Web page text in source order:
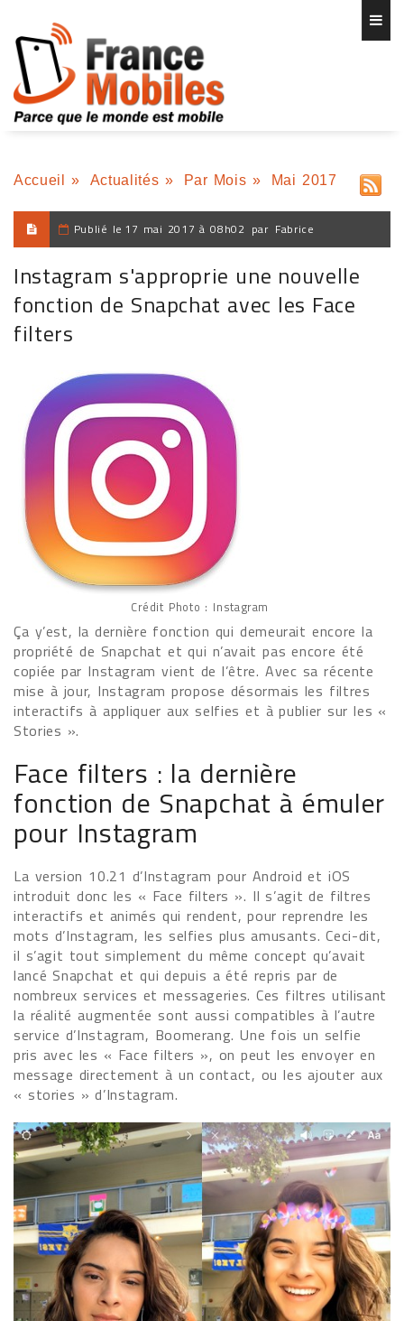
Accueil » Actualités » Par Mois » Mai 2017
Publié le 17 mai 2017 à 08h02 par Fabrice
Instagram s'approprie une nouvelle
fonction de Snapchat avec les Face
filters
Crédit Photo : Instagram
Ça y’est, la dernière fonction qui demeurait encore la
propriété de Snapchat et qui n’avait pas encore été
copiée par Instagram vient de l’être. Avec sa récente
mise à jour, Instagram propose désormais les filtres
interactifs à appliquer aux selfies et à publier sur les «
Stories ».
Face filters : la dernière
fonction de Snapchat à émuler
pour Instagram
La version 10.21 d’Instagram pour Android et iOS
introduit donc les « Face filters ». Il s’agit de filtres
interactifs et animés qui rendent, pour reprendre les
mots d’Instagram, les selfies plus amusants. Ceci-dit,
il s’agit tout simplement du même concept qu’avait
lancé Snapchat et qui depuis a été repris par de
nombreux services et messageries. Ces filtres utilisant
la réalité augmentée sont aussi compatibles à l’autre
service d’Instagram, Boomerang. Une fois un selfie
pris avec les « Face filters », on peut les envoyer en
message directement à un contact, ou les ajouter aux
« stories » d’Instagram.